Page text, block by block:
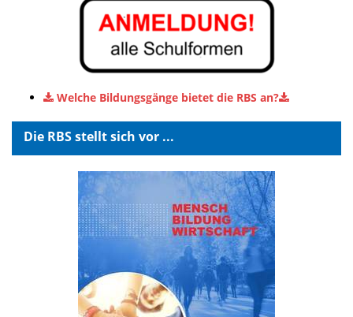
Welche Bildungsgänge bietet die RBS an?
Die RBS stellt sich vor ...